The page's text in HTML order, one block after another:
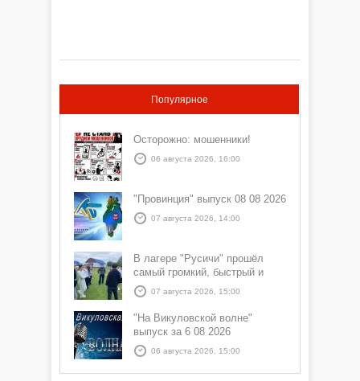
Популярное
Осторожно: мошенники!
06 августа 2026, 16:00
"Провинция" выпуск 08 08 2026
07 августа 2026, 14:00
В лагере "Русичи" прошёл
самый громкий, быстрый и
азартный час дня — Спортчас
07 августа 2026, 15:00
"На Викуловской волне"
выпуск за 6 08 2026
06 августа 2026, 15:00